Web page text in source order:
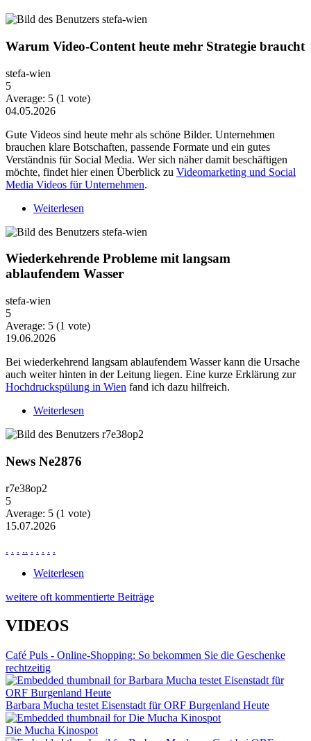
Warum Video-Content heute mehr Strategie braucht
stefa-wien
5
Average: 5 (1 vote)
04.05.2026
Gute Videos sind heute mehr als schöne Bilder. Unternehmen
brauchen klare Botschaften, passende Formate und ein gutes
Verständnis für Social Media. Wer sich näher damit beschäftigen
möchte, findet hier einen Überblick zu Videomarketing und Social
Media Videos für Unternehmen.
Weiterlesen
Wiederkehrende Probleme mit langsam
ablaufendem Wasser
stefa-wien
5
Average: 5 (1 vote)
19.06.2026
Bei wiederkehrend langsam ablaufendem Wasser kann die Ursache
auch weiter hinten in der Leitung liegen. Eine kurze Erklärung zur
Hochdruckspülung in Wien fand ich dazu hilfreich.
Weiterlesen
News Ne2876
r7e38op2
5
Average: 5 (1 vote)
15.07.2026
. . . .. . . . . .
Weiterlesen
weitere oft kommentierte Beiträge
VIDEOS
Café Puls - Online-Shopping: So bekommen Sie die Geschenke
rechtzeitig
Barbara Mucha testet Eisenstadt für ORF Burgenland Heute
Die Mucha Kinospot